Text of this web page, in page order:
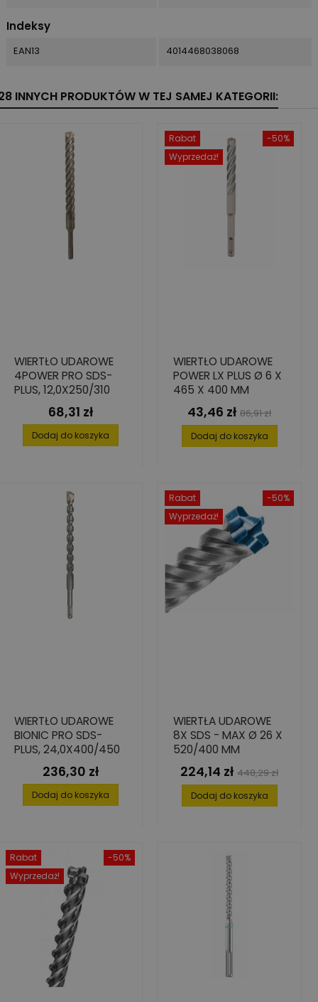
Indeksy
EAN13 4014468038068
INNYCH PRODUKTÓW W TEJ SAMEJ KATEGORII:
WIERTŁO UDAROWE
4POWER PRO SDS-
PLUS, 12,0X250/310
Cena
68,31 zł
Dodaj do koszyka
-50%
Rabat
Wyprzedaż!
WIERTŁO UDAROWE
POWER LX PLUS Ø 6 X
465 X 400 MM
Cena
43,46 zł Cena
podstawowa
86,91 zł
Dodaj do koszyka
WIERTŁO UDAROWE
BIONIC PRO SDS-
PLUS, 24,0X400/450
Cena
236,30 zł
Dodaj do koszyka
-50%
Rabat
Wyprzedaż!
WIERTŁA UDAROWE
8X SDS - MAX Ø 26 X
520/400 MM
Cena
224,14 zł Cena
podstawowa
448,29 zł
Dodaj do koszyka
-50%
Rabat
Wyprzedaż!